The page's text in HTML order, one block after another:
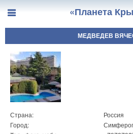
«Планета
МЕДВЕДЕВ
Страна:
Россия
Город: